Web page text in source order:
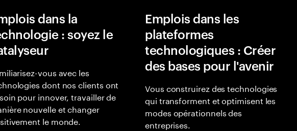
dans la
: soyez le
vous avec les
dont nos clients ont
pour innover, travailler de
nouvelle et changer
le monde.
Emplois dans les
plateformes
technologiques : Créer
des bases pour l'avenir
Vous construirez des technologies
qui transforment et optimisent les
modes opérationnels des
entreprises.